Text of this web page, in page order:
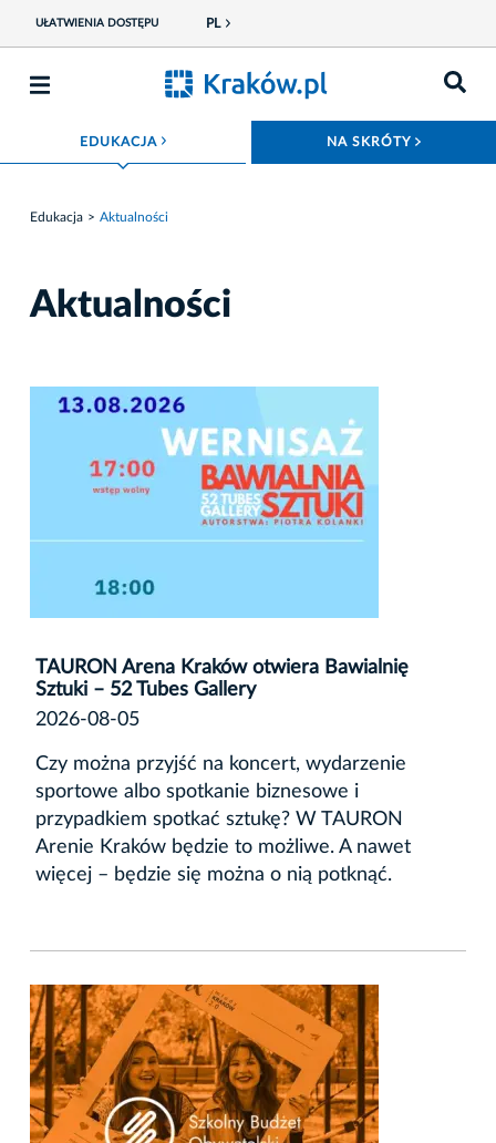
UŁATWIENIA DOSTĘPU PL
EDUKACJAROZWIŃ MENU NA SKRÓTY
Edukacja Aktualności
Aktualności
TAURON Arena Kraków otwiera Bawialnię
Sztuki – 52 Tubes Gallery
2026-08-05
Czy można przyjść na koncert, wydarzenie
sportowe albo spotkanie biznesowe i
przypadkiem spotkać sztukę? W TAURON
Arenie Kraków będzie to możliwe. A nawet
więcej – będzie się można o nią potknąć.